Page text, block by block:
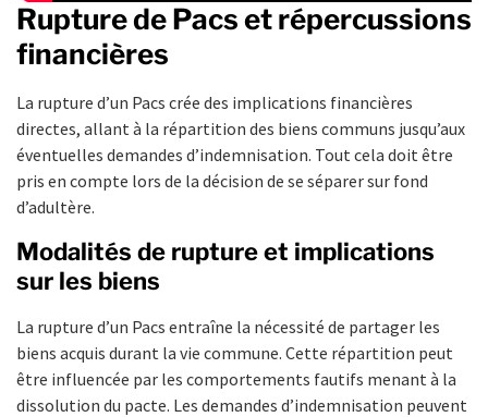
Rupture de Pacs et répercussions
financières
La rupture d’un Pacs crée des implications financières
directes, allant à la répartition des biens communs jusqu’aux
éventuelles demandes d’indemnisation. Tout cela doit être
pris en compte lors de la décision de se séparer sur fond
d’adultère.
Modalités de rupture et implications
sur les biens
La rupture d’un Pacs entraîne la nécessité de partager les
biens acquis durant la vie commune. Cette répartition peut
être influencée par les comportements fautifs menant à la
dissolution du pacte. Les demandes d’indemnisation peuvent